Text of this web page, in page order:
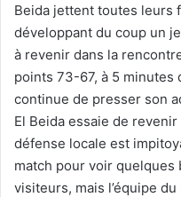
Beida jettent toutes leurs
développant du coup un
à revenir dans la
points 73-67, à 5 minutes
continue de presser son
El Beida essaie de
défense locale est
match pour voir quelques
visiteurs, mais l’équipe